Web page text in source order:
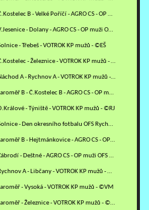
250517 - Č.Kostelec B - Velké Poříčí - AGRO CS - OP muži OFS NA…
250511 - V.Jesenice - Dolany - AGRO CS - OP muži OFS NA - ©VM
- Třebeš - VOTROK KP mužů - ©EŠ
250511 - Č.Kostelec - Železnice - VOTROK KP mužů - ©MV
250510 - Náchod A - Rychnov A - VOTROK KP mužů - ©MM
250510 - Jaroměř B - Č.Kostelec B - AGRO CS - OP muži OFS NA -…
- Týniště - VOTROK KP mužů - ©RJ
250508 - Solnice - Den okresního fotbalu OFS Rychnov - ©PR
250508 - Jaroměř B - Hejtmánkovice - AGRO CS - OP muži OFS NA -…
250504 - Zábrodí - Deštné - AGRO CS - OP muži OFS NA - ©VM
250504 - Rychnov A - Libčany - VOTROK KP mužů - ©PR
- Vysoká - VOTROK KP mužů - ©VM
250501 - Jaroměř - Železnice - VOTROK KP mužů - ©VM